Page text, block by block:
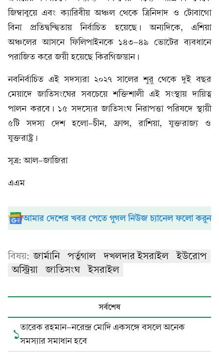
জিম্বাবুয়ে এবং ক্যারিবীয় অঞ্চল থেকে ত্রিনিদাদ ও টোবাগো
বিনা প্রতিদ্বন্দ্বিতায় নির্বাচিত হয়েছে। অন্যদিকে, এশিয়া
অঞ্চলের আসনে ফিলিপাইনকে ১৪৩-৪৯ ভোটের ব্যবধানে
পরাজিত করে জয়ী হয়েছে কিরগিজস্তান।
নবনির্বাচিত এই সদস্যরা ২০২৭ সালের শুরু থেকে দুই বছর
মেয়াদে জাতিসংঘের সবচেয়ে শক্তিশালী এই সংস্থায় দায়িত্ব
পালন করবে। ১৫ সদস্যের জাতিসংঘ নিরাপত্তা পরিষদে স্থায়ী
৫টি সদস্য দেশ হলো-চীন, ফ্রান্স, রাশিয়া, যুক্তরাজ্য ও
যুক্তরাষ্ট্র।
সূত্র: আল-জাজিরা
এএম
আমার দেশের খবর পেতে গুগল নিউজ চ্যানেল ফলো করুন
বিষয়: জার্মানি পর্তুগাল দখলদার ইসরাইল
ইউরোপ
অস্ট্রিয়া
জাতিসংঘ ইসরাইল
সর্বশেষ
১তারেক রহমান-নরেন্দ্র মোদি একসঙ্গে বসলে অনেক
সমস্যার সমাধান হবে